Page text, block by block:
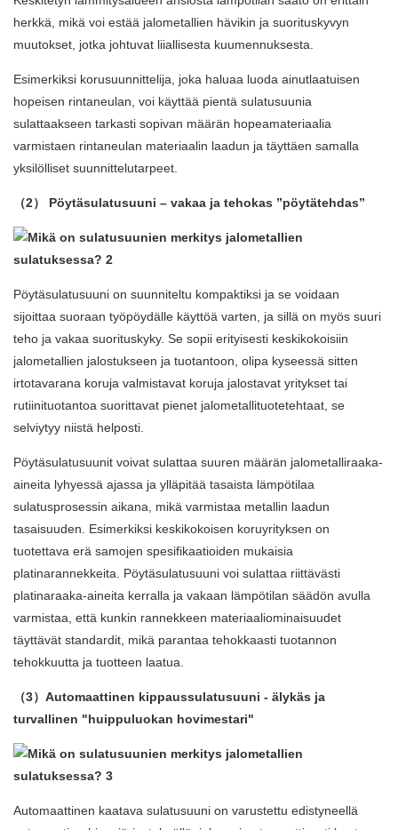
herkkä, mikä voi estää jalometallien hävikin ja suorituskyvyn
muutokset, jotka johtuvat liiallisesta kuumennuksesta.
Esimerkiksi korusuunnittelija, joka haluaa luoda ainutlaatuisen
hopeisen rintaneulan, voi käyttää pientä sulatusuunia
sulattaakseen tarkasti sopivan määrän hopeamateriaalia
varmistaen rintaneulan materiaalin laadun ja täyttäen samalla
yksilölliset suunnittelutarpeet.
（2） Pöytäsulatusuuni – vakaa ja tehokas ”pöytätehdas”
Pöytäsulatusuuni on suunniteltu kompaktiksi ja se voidaan
sijoittaa suoraan työpöydälle käyttöä varten, ja sillä on myös suuri
teho ja vakaa suorituskyky. Se sopii erityisesti keskikokoisiin
jalometallien jalostukseen ja tuotantoon, olipa kyseessä sitten
irtotavarana koruja valmistavat koruja jalostavat yritykset tai
rutiinituotantoa suorittavat pienet jalometallituotetehtaat, se
selviytyy niistä helposti.
Pöytäsulatusuunit voivat sulattaa suuren määrän jalometalliraaka-
aineita lyhyessä ajassa ja ylläpitää tasaista lämpötilaa
sulatusprosessin aikana, mikä varmistaa metallin laadun
tasaisuuden. Esimerkiksi keskikokoisen koruyrityksen on
tuotettava erä samojen spesifikaatioiden mukaisia ​​
platinarannekkeita. Pöytäsulatusuuni voi sulattaa riittävästi
platinaraaka-aineita kerralla ja vakaan lämpötilan säädön avulla
varmistaa, että kunkin rannekkeen materiaaliominaisuudet
täyttävät standardit, mikä parantaa tehokkaasti tuotannon
tehokkuutta ja tuotteen laatua.
（3） Automaattinen kippaussulatusuuni - älykäs ja
turvallinen "huippuluokan hovimestari"
Automaattinen kaatava sulatusuuni on varustettu edistyneellä